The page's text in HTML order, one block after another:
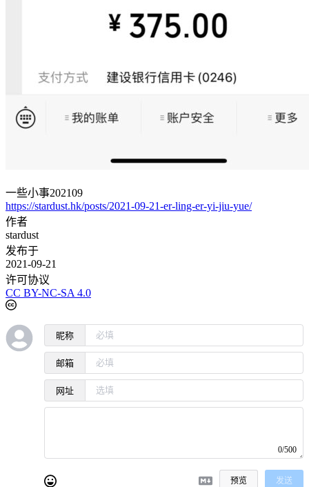
一些小事202109
https://stardust.hk/posts/2021-09-21-er-ling-er-yi-jiu-yue/
作者
stardust
发布于
2021-09-21
许可协议
CC BY-NC-SA 4.0
昵称
邮箱
网址
0/500
预览 发送